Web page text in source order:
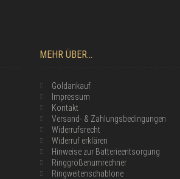
MEHR ÜBER...
Goldankauf
Impressum
Kontakt
Versand- & Zahlungsbedingungen
Widerrufsrecht
Widerruf erklären
Hinweise zur Batterieentsorgung
Ringgrößenumrechner
Ringweitenschablone